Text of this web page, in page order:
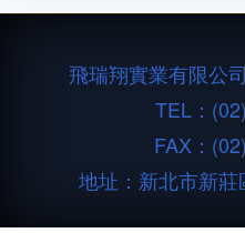
飛瑞翔實業有限公司
TEL：
FAX：
地址：新北市新莊